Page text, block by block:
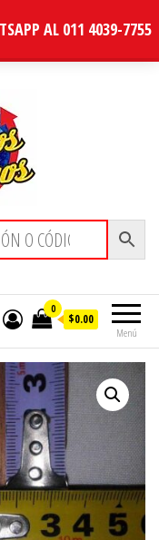
AL 011 4039-7755
Menú
0
$0.00